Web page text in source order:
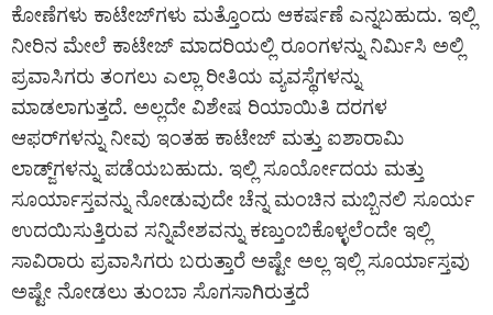
ಕೋಣೆಗಳು ಕಾಟೇಜ್‌ಗಳು ಮತ್ತೊಂದು ಆಕರ್ಷಣೆ ಎನ್ನಬಹುದು. ಇಲ್ಲಿ
ನೀರಿನ ಮೇಲೆ ಕಾಟೇಜ್‌ ಮಾದರಿಯಲ್ಲಿ ರೂಂಗಳನ್ನು ನಿರ್ಮಿಸಿ ಅಲ್ಲಿ
ಪ್ರವಾಸಿಗರು ತಂಗಲು ಎಲ್ಲಾ ರೀತಿಯ ವ್ಯವಸ್ಥೆಗಳನ್ನು
ಮಾಡಲಾಗುತ್ತದೆ. ಅಲ್ಲದೇ ವಿಶೇಷ ರಿಯಾಯಿತಿ ದರಗಳ
ಆಫರ್‌ಗಳನ್ನು ನೀವು ಇಂತಹ ಕಾಟೇಜ್ ಮತ್ತು ಐಶಾರಾಮಿ
ಲಾಡ್ಜ್‌ಗಳನ್ನು ಪಡೆಯಬಹುದು. ಇಲ್ಲಿ ಸೂರ್ಯೋದಯ ಮತ್ತು
ಸೂರ್ಯಾಸ್ತವನ್ನು ನೋಡುವುದೇ ಚೆನ್ನ ಮಂಚಿನ ಮಬ್ಬಿನಲಿ ಸೂರ್ಯ
ಉದಯಿಸುತ್ತಿರುವ ಸನ್ನಿವೇಶವನ್ನು ಕಣ್ತುಂಬಿಕೊಳ್ಳಲೆಂದೇ ಇಲ್ಲಿ
ಸಾವಿರಾರು ಪ್ರವಾಸಿಗರು ಬರುತ್ತಾರೆ ಅಷ್ಟೇ ಅಲ್ಲ ಇಲ್ಲಿ ಸೂರ್ಯಾಸ್ತವು
ಅಷ್ಟೇ ನೋಡಲು ತುಂಬಾ ಸೊಗಸಾಗಿರುತ್ತದೆ